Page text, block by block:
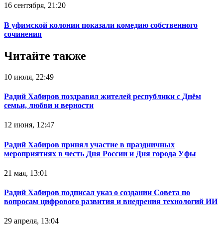
16 сентября, 21:20
В уфимской колонии показали комедию собственного
сочинения
Читайте также
10 июля, 22:49
Радий Хабиров поздравил жителей республики с Днём
семьи, любви и верности
12 июня, 12:47
Радий Хабиров принял участие в праздничных
мероприятиях в честь Дня России и Дня города Уфы
21 мая, 13:01
Радий Хабиров подписал указ о создании Совета по
вопросам цифрового развития и внедрения технологий ИИ
29 апреля, 13:04